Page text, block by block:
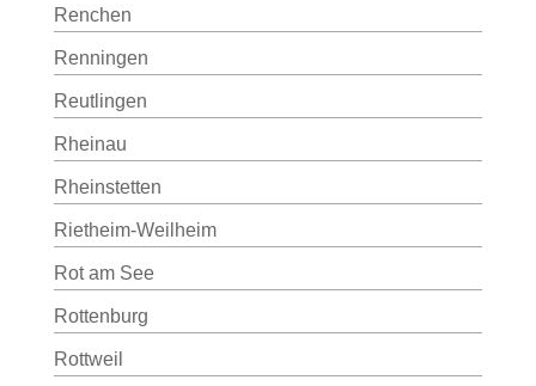
Renchen
Renningen
Reutlingen
Rheinau
Rheinstetten
Rietheim-Weilheim
Rot am See
Rottenburg
Rottweil